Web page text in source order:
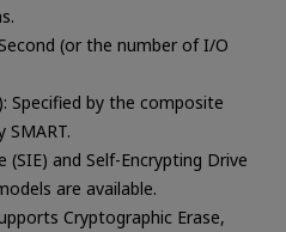
(or the number of I/O
Specified by the composite
and Self-Encrypting Drive
are available.
Cryptographic Erase,